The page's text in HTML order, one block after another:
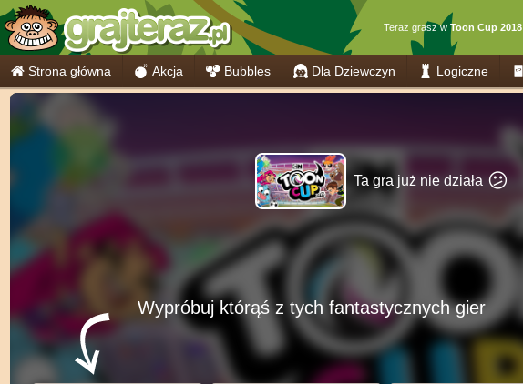
Teraz grasz w Toon Cup 2018
Strona główna Akcja Bubbles Dla Dziewczyn Logiczne
Ta gra już nie działa 😕
Wypróbuj którąś z tych fantastycznych gier